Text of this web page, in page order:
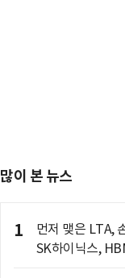
많이 본 뉴스
1
먼저 맺은 LTA,
SK하이닉스,